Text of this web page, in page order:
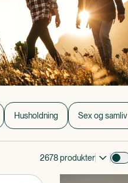
Husholdning Sex og samliv
2678produkter